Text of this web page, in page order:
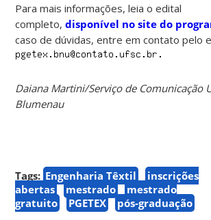
Para mais informações, leia o edital
completo,disponível no site do
caso de dúvidas, entre em contato pelo
Daiana Martini/Serviço de Comunicação
Blumenau
Tags: Engenharia Têxtil
inscrições
abertas
mestrado
mestrado
gratuito
PGETEX pós-graduação